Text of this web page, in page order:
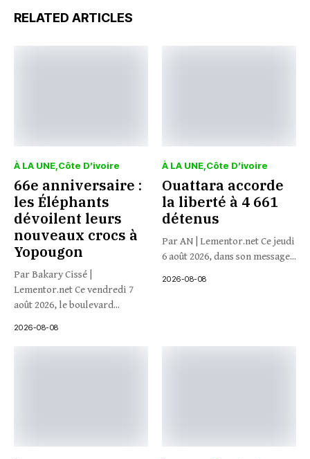
RELATED ARTICLES
À LA UNE Côte D’ivoire
66e anniversaire :
les Éléphants
dévoilent leurs
nouveaux crocs à
Yopougon
Par Bakary Cissé |
Lementor.net Ce vendredi 7
août 2026, le boulevard...
2026-08-08
À LA UNE Côte D’ivoire
Ouattara accorde
la liberté à 4 661
détenus
Par AN | Lementor.net Ce jeudi
6 août 2026, dans son message...
2026-08-08